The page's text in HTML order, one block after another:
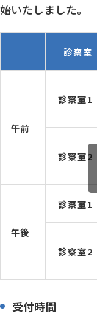
始いたしました。
診察室
午前
診察室1
診察室2
午後
診察室1
診察室2
受付時間